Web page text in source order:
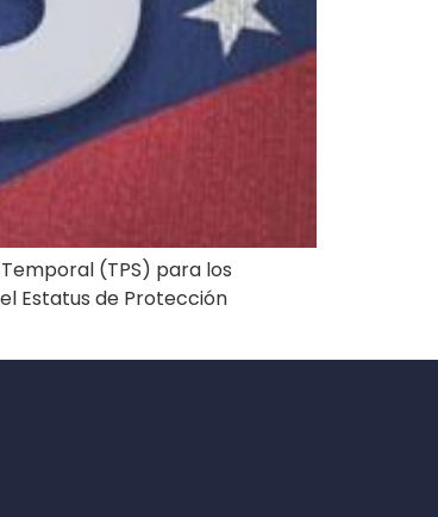
(TPS) para los
Estatus de Protección